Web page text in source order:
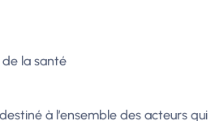
la santé
à l’ensemble des acteurs